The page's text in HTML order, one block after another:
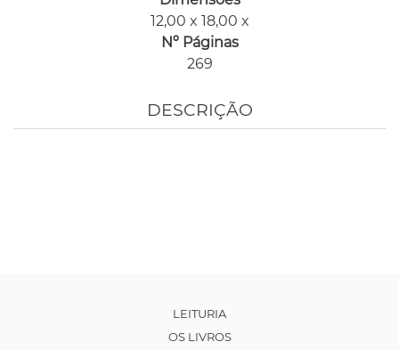
12,00 x 18,00 x
Nº Páginas
269
DESCRIÇÃO
LEITURIA
OS LIVROS